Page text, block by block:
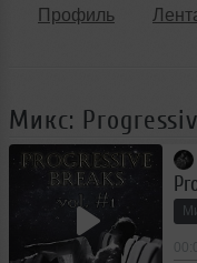
Профиль
Микс: